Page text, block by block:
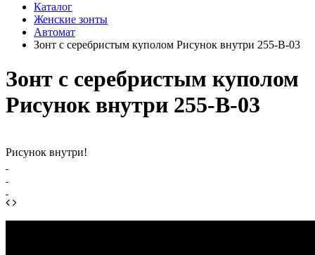
Каталог
Женские зонты
Автомат
Зонт с серебристым куполом Рисунок внутри 255-В-03
Зонт с серебристым куполом
Рисунок внутри 255-В-03
Рисунок внутри!